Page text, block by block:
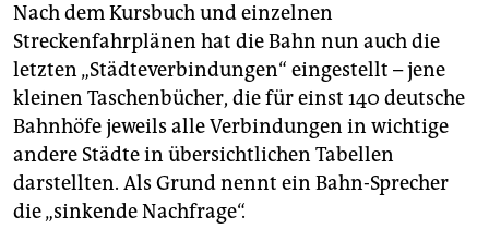
Nach dem Kursbuch und einzelnen
Streckenfahrplänen hat die Bahn nun auch die
letzten „Städteverbindungen“ eingestellt – jene
kleinen Taschenbücher, die für einst 140 deutsche
Bahnhöfe jeweils alle Verbindungen in wichtige
andere Städte in übersichtlichen Tabellen
darstellten. Als Grund nennt ein Bahn-Sprecher
die „sinkende Nachfrage“.